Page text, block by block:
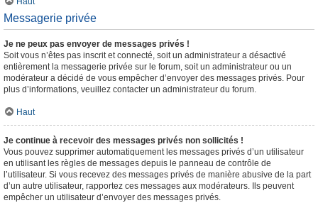
Messagerie privée
Je ne peux pas envoyer de messages privés !
Soit vous n’êtes pas inscrit et connecté, soit un administrateur a désactivé
entièrement la messagerie privée sur le forum, soit un administrateur ou un
modérateur a décidé de vous empêcher d’envoyer des messages privés. Pour
plus d’informations, veuillez contacter un administrateur du forum.
Haut
Je continue à recevoir des messages privés non sollicités !
Vous pouvez supprimer automatiquement les messages privés d’un utilisateur
en utilisant les règles de messages depuis le panneau de contrôle de
l’utilisateur. Si vous recevez des messages privés de manière abusive de la part
d’un autre utilisateur, rapportez ces messages aux modérateurs. Ils peuvent
empêcher un utilisateur d’envoyer des messages privés.